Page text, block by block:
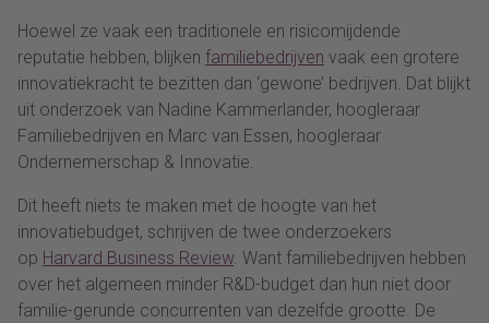
Hoewel ze vaak een traditionele en risicomijdende
reputatie hebben, blijken familiebedrijven vaak een grotere
innovatiekracht te bezitten dan ‘gewone’ bedrijven. Dat blijkt
uit onderzoek van Nadine Kammerlander, hoogleraar
Familiebedrijven en Marc van Essen, hoogleraar
Ondernemerschap & Innovatie.
Dit heeft niets te maken met de hoogte van het
innovatiebudget, schrijven de twee onderzoekers
op Harvard Business Review. Want familiebedrijven hebben
over het algemeen minder R&D-budget dan hun niet door
familie-gerunde concurrenten van dezelfde grootte. De